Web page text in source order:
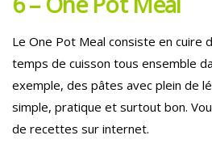
Le One Pot Meal consiste en cuire
temps de cuisson tous ensemble
exemple, des pâtes avec plein de
simple, pratique et surtout bon.
de recettes sur internet.